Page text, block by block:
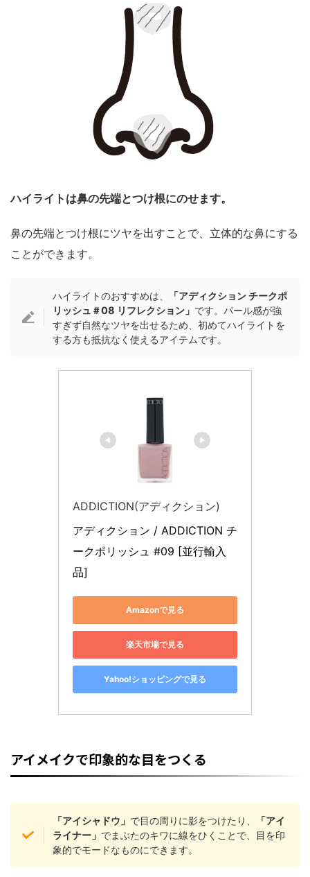
ハイライトは鼻の先端とつけ根にのせます。
鼻の先端とつけ根にツヤを出すことで、立体的な鼻にする
ことができます。
ハイライトのおすすめは、
「アディクション チークポ
リッシュ＃08 リフレクション」 です。パール感が強
すぎず自然なツヤを出せるため、初めてハイライトを
する方も抵抗なく使えるアイテムです。
ADDICTION(アディクション)
アディクション / ADDICTION チ
ークポリッシュ #09 [並行輸入
品]
Amazonで見る
楽天市場で見る
Yahoo!ショッピングで見る
アイメイクで印象的な目をつくる
「アイシャドウ」 で目の周りに影をつけたり、
「アイ
ライナー」 でまぶたのキワに線をひくことで、目を印
象的でモードなものにできます。